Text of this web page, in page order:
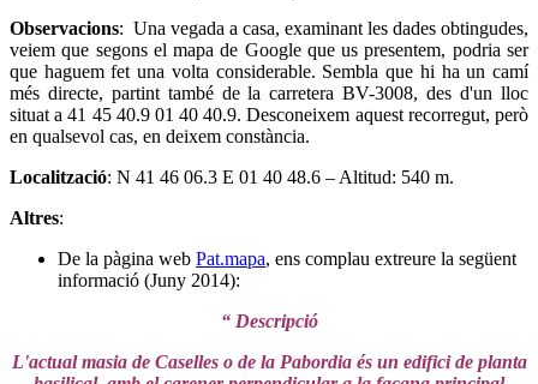
Observacions: Una vegada a casa, examinant les dades obtingudes,
veiem que segons el mapa de Google que us presentem, podria ser
que haguem fet una volta considerable. Sembla que hi ha un camí
més directe, partint també de la carretera BV-3008, des d'un lloc
situat a 41 45 40.9 01 40 40.9. Desconeixem aquest recorregut, però
en qualsevol cas, en deixem constància.
Localització: N 41 46 06.3 E 01 40 48.6 – Altitud: 540 m.
Altres:
De la pàgina web Pat.mapa, ens complau extreure la següent
informació (Juny 2014):
“ Descripció
L'actual masia de Caselles o de la Pabordia és un edifici de planta